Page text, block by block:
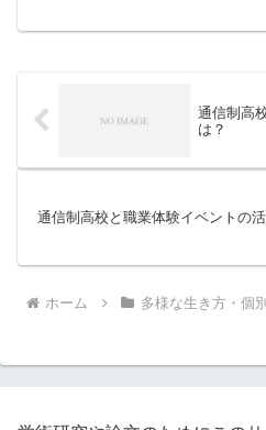
通信制高
は？
通信制高校と職業体験イベントの
ホーム 多様な生き方・個